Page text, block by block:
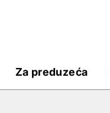
Za preduzeća